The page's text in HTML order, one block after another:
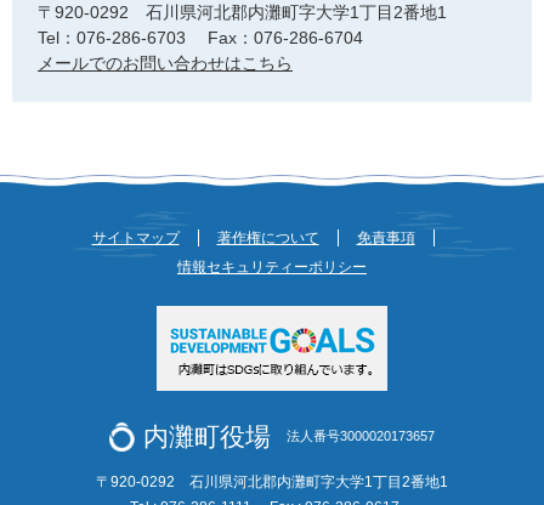
〒920-0292
石川県河北郡内灘町字大学1丁目2番地1
Tel：076-286-6703
Fax：076-286-6704
メールでのお問い合わせはこちら
サイトマップ 著作権について
免責事項
情報セキュリティーポリシー
内灘町役場 法人番号3000020173657
〒920-0292 石川県河北郡内灘町字大学1丁目2番地1